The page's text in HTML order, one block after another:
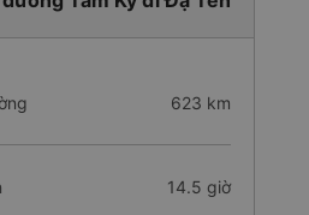
623 km
14.5 giờ